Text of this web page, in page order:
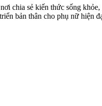
chia sẻ kiến thức sống khỏe,
bản thân cho phụ nữ hiện